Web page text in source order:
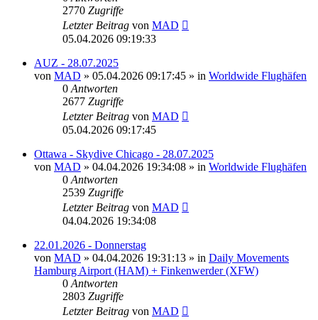
2770 Zugriffe
Letzter Beitrag von MAD
05.04.2026 09:19:33
AUZ - 28.07.2025
von MAD » 05.04.2026 09:17:45 » in Worldwide Flughäfen
0 Antworten
2677 Zugriffe
Letzter Beitrag von MAD
05.04.2026 09:17:45
Ottawa - Skydive Chicago - 28.07.2025
von MAD » 04.04.2026 19:34:08 » in Worldwide Flughäfen
0 Antworten
2539 Zugriffe
Letzter Beitrag von MAD
04.04.2026 19:34:08
22.01.2026 - Donnerstag
von MAD » 04.04.2026 19:31:13 » in Daily Movements
Hamburg Airport (HAM) + Finkenwerder (XFW)
0 Antworten
2803 Zugriffe
Letzter Beitrag von MAD